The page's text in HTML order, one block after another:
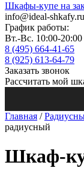
Шкафы-купе на
info@ideal-shkafy.ru
График работы:
Вт.-Вс. 10:00-20:00
8 (495) 664-41-65
8 (925) 613-64-79
Заказать звонок
Рассчитать мой
Главная /
радиусный
Шкаф-